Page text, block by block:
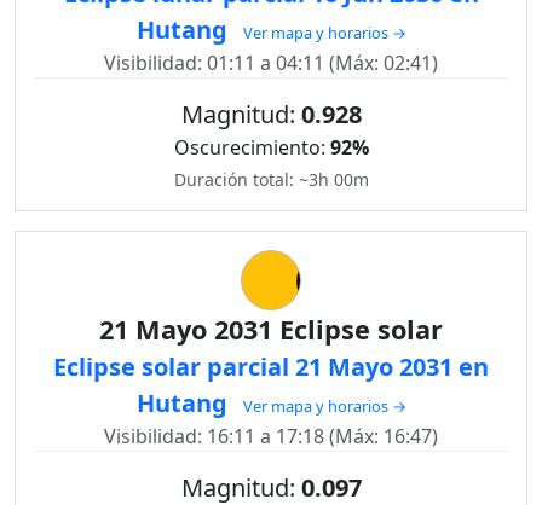
Hutang
Ver mapa y horarios →
Visibilidad: 01:11 a 04:11 (Máx: 02:41)
Magnitud: 0.928
Oscurecimiento: 92%
Duración total: ~3h 00m
21 Mayo 2031 Eclipse solar
Eclipse solar parcial 21 Mayo 2031 en
Hutang
Ver mapa y horarios →
Visibilidad: 16:11 a 17:18 (Máx: 16:47)
Magnitud: 0.097